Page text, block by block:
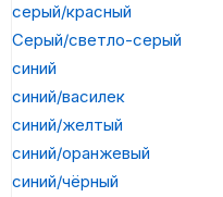
серый/красный
Серый/светло-серый
синий
синий/василек
синий/желтый
синий/оранжевый
синий/чёрный